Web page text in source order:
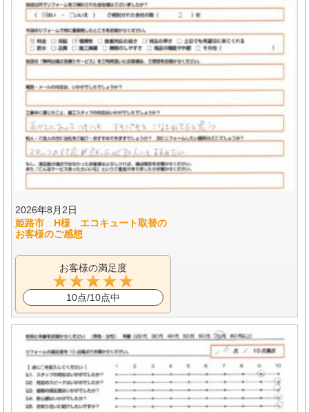
2026年8月2日
姫路市 H様 エコキュート取替の
お客様のご感想
お客様の満足度
10点/10点中